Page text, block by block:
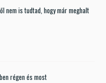
nem is tudtad, hogy már meghalt
régen és most